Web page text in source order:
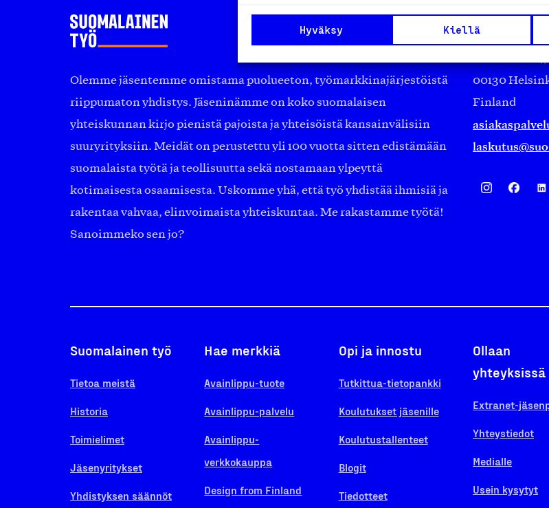
Hyväksy Kiellä
Olemme jäsentemme omistama puolueeton, työmarkkinajärjestöistä
riippumaton yhdistys. Jäseninämme on koko suomalaisen
yhteiskunnan kirjo pienistä pajoista ja yhteisöistä kansainvälisiin
suuryrityksiin. Meidät on perustettu yli 100 vuotta sitten edistämään
suomalaista työtä ja teollisuutta sekä nostamaan ylpeyttä
kotimaisesta osaamisesta. Uskomme yhä, että työ yhdistää ihmisiä ja
rakentaa vahvaa, elinvoimaista yhteiskuntaa. Me rakastamme työtä!
Sanoimmeko sen jo?
00130
Finland
Suomalainen työ
Tietoa meistä
Historia
Toimielimet
Jäsenyritykset
Yhdistyksen säännöt
Hae merkkiä
Avainlippu-tuote
Avainlippu-palvelu
Avainlippu-
verkkokauppa
Design from Finland
Opi ja innostu
Tutkittua-tietopankki
Koulutukset jäsenille
Koulutustallenteet
Blogit
Tiedotteet
Ollaan
yhteyksissä
Extranet-
Yhteystiedot
Medialle
Usein kysytyt